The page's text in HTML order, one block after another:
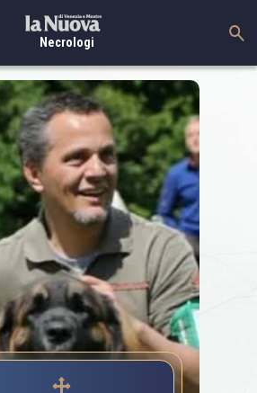
Necrologi